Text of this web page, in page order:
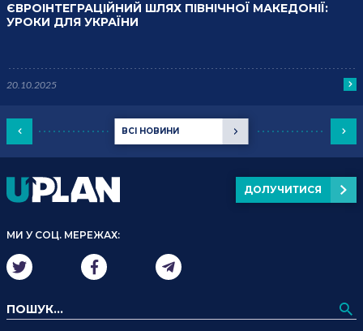
ВСІ НОВИНИ
ЄВРОІНТЕГРАЦІЙНИЙ ШЛЯХ ПІВНІЧНОЇ МАКЕДОНІЇ:
УРОКИ ДЛЯ УКРАЇНИ
20.10.2025
МИ У СОЦ. МЕРЕЖАХ:
ДОЛУЧИТИСЯ